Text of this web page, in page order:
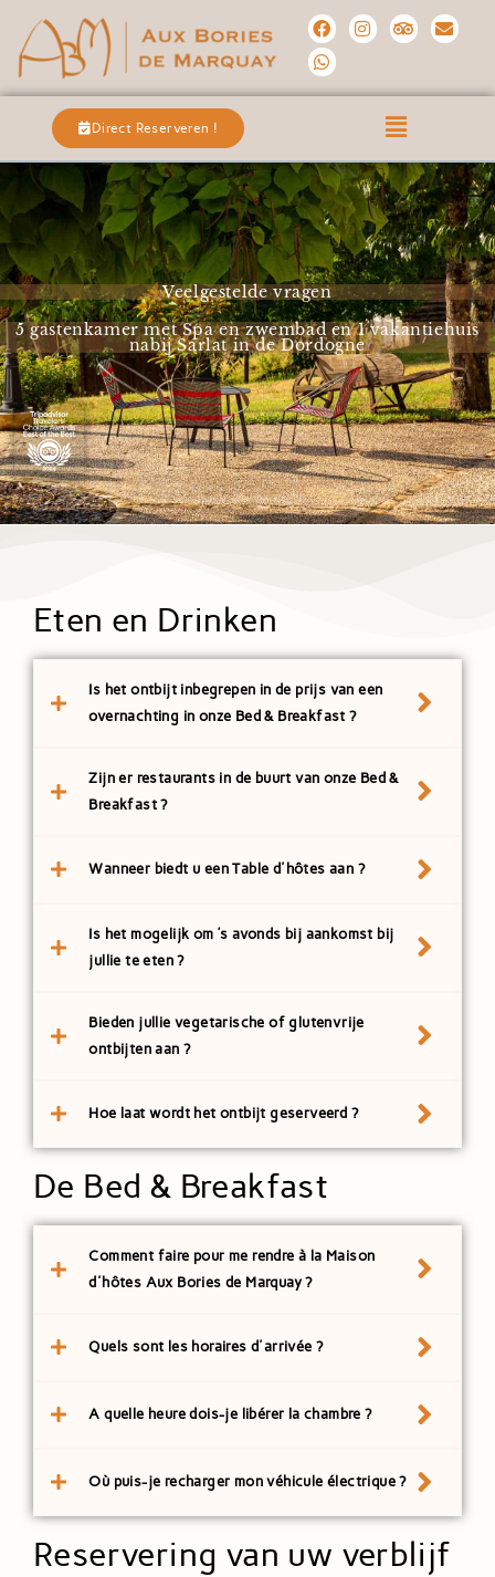
Direct Reserveren !
Veelgestelde vragen
5 gastenkamer met Spa en zwembad en 1 vakantiehuis
nabij Sarlat in de Dordogne
Eten en Drinken
Is het ontbijt inbegrepen in de prijs van een
overnachting in onze Bed & Breakfast ?
Zijn er restaurants in de buurt van onze Bed &
Breakfast ?
Wanneer biedt u een Table d'hôtes aan ?
Is het mogelijk om ’s avonds bij aankomst bij
jullie te eten ?
Bieden jullie vegetarische of glutenvrije
ontbijten aan ?
Hoe laat wordt het ontbijt geserveerd ?
De Bed & Breakfast
Comment faire pour me rendre à la Maison
d'hôtes Aux Bories de Marquay ?
Quels sont les horaires d'arrivée ?
A quelle heure dois-je libérer la chambre ?
Où puis-je recharger mon véhicule électrique ?
Reservering van uw verblijf